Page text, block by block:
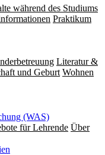
während des Studiums
Praktikum
Literatur &
und Geburt Wohnen
(WAS)
für Lehrende Über